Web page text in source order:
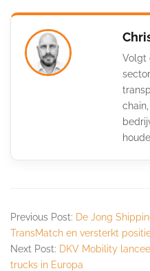
Volgt
Previous Post: De Jong
TransMatch en versterkt
Next Post: DKV Mobility
trucks in Europa